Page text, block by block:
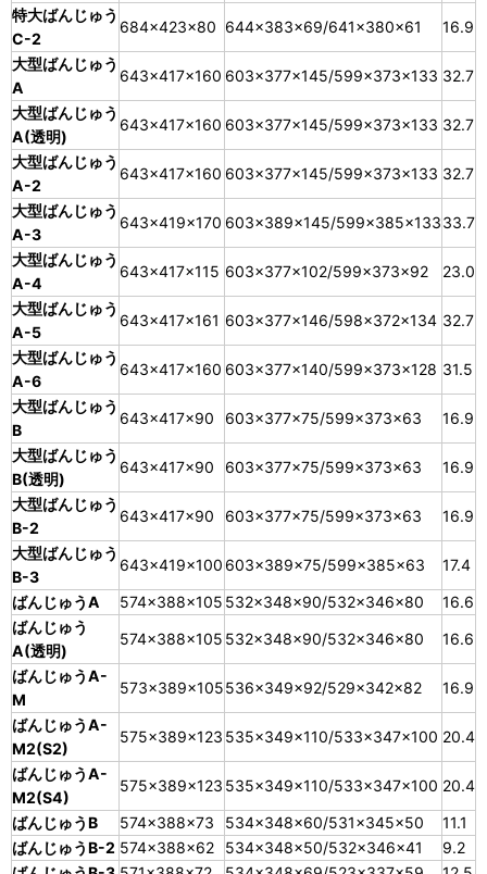
特大ばんじゅう
C-2
684×423×80 644×383×69/641×380×61
16.9
大型ばんじゅう
A
643×417×160 603×377×145/599×373×133 32.7
大型ばんじゅう
A(透明)
643×417×160 603×377×145/599×373×133 32.7
大型ばんじゅう
A-2
643×417×160 603×377×145/599×373×133 32.7
大型ばんじゅう
A-3
643×419×170 603×389×145/599×385×13333.7
大型ばんじゅう
A-4
643×417×115 603×377×102/599×373×92
23.0
大型ばんじゅう
A-5
643×417×161 603×377×146/598×372×134 32.7
大型ばんじゅう
A-6
643×417×160 603×377×140/599×373×128 31.5
大型ばんじゅう
B
643×417×90 603×377×75/599×373×63
16.9
大型ばんじゅう
B(透明)
643×417×90 603×377×75/599×373×63
16.9
大型ばんじゅう
B-2
643×417×90 603×377×75/599×373×63
16.9
大型ばんじゅう
B-3
643×419×100 603×389×75/599×385×63
17.4
ばんじゅうA
574×388×105 532×348×90/532×346×80
16.6
ばんじゅう
A(透明)
574×388×105 532×348×90/532×346×80
16.6
ばんじゅうA-
M
573×389×105536×349×92/529×342×82
16.9
ばんじゅうA-
M2(S2)
575×389×123 535×349×110/533×347×100 20.4
ばんじゅうA-
M2(S4)
575×389×123 535×349×110/533×347×100 20.4
ばんじゅうB
574×388×73 534×348×60/531×345×50
11.1
ばんじゅうB-2 574×388×62 534×348×50/532×346×41
9.2